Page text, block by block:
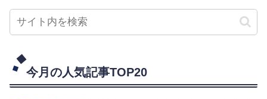
今月の人気記事TOP20